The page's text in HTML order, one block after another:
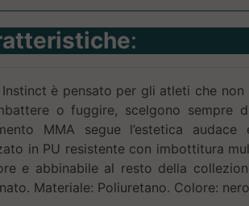
:
Instinct è pensato per gli atleti che
o fuggire, scelgono sempre
MMA segue l’estetica
in PU resistente con imbottitura
e abbinabile al resto della
Materiale: Poliuretano. Colore: